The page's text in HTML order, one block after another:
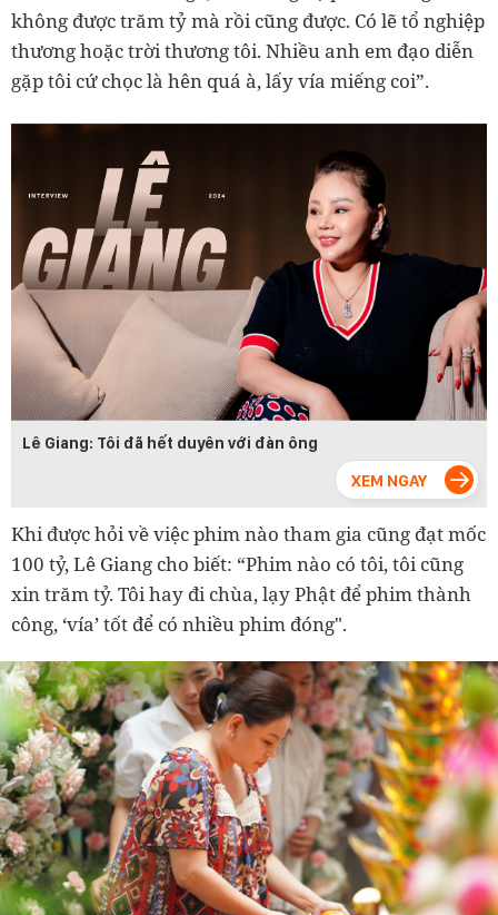
không được trăm tỷ mà rồi cũng được. Có lẽ tổ nghiệp
thương hoặc trời thương tôi. Nhiều anh em đạo diễn
gặp tôi cứ chọc là hên quá à, lấy vía miếng coi”.
Lê Giang: Tôi đã hết duyên với đàn ông
Khi được hỏi về việc phim nào tham gia cũng đạt mốc
100 tỷ, Lê Giang cho biết: “Phim nào có tôi, tôi cũng
xin trăm tỷ. Tôi hay đi chùa, lạy Phật để phim thành
công, ‘vía’ tốt để có nhiều phim đóng".